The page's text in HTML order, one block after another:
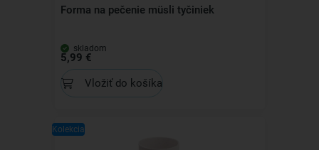
Forma na pečenie müsli tyčiniek
skladom
5,99 €
Vložiť do košíka
Kolekcia